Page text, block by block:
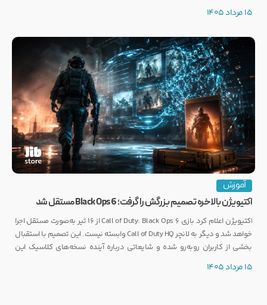
15 مرداد 1405
آموزش
اکتیویژن بالاخره تصمیم بزرگش را گرفت؛ Black Ops 6 مستقل شد
اکتیویژن اعلام کرد بازی Call of Duty: Black Ops 6 از ۱۶ تیر به‌صورت مستقل اجرا
خواهد شد و دیگر به لانچر Call of Duty HQ وابسته نیست. این تصمیم با استقبال
بخشی از کاربران روبه‌رو شده و شایعاتی درباره آینده نسخه‌های کلاسیک این
15 مرداد 1405